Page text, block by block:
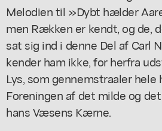
Melodien til »Dybt hælder
men Rækken er kendt, og de,
sat sig ind i denne Del af Carl
kender ham ikke, for herfra
Lys, som gennemstraaler hele
Foreningen af det milde og
hans Væsens Kærne.